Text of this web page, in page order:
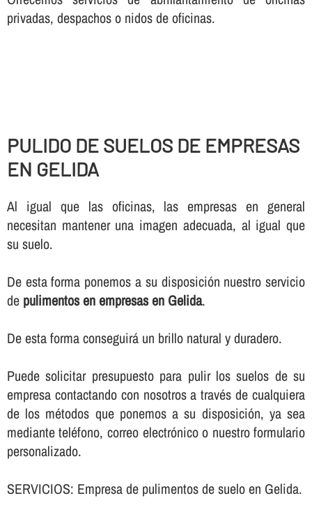
privadas, despachos o nidos de oficinas.
PULIDO DE SUELOS DE EMPRESAS
EN GELIDA
Al igual que las oficinas, las empresas en general
necesitan mantener una imagen adecuada, al igual que
su suelo.
De esta forma ponemos a su disposición nuestro servicio
de pulimentos en empresas en Gelida.
De esta forma conseguirá un brillo natural y duradero.
Puede solicitar presupuesto para pulir los suelos de su
empresa contactando con nosotros a través de cualquiera
de los métodos que ponemos a su disposición, ya sea
mediante teléfono, correo electrónico o nuestro formulario
personalizado.
SERVICIOS: Empresa de pulimentos de suelo en Gelida.